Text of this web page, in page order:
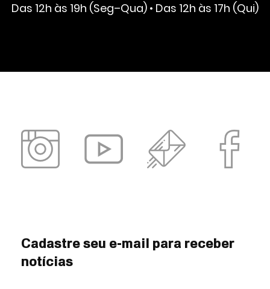
Das 12h às 19h (Seg–Qua) • Das 12h às 17h (Qui)
Cadastre seu e-mail para receber
notícias